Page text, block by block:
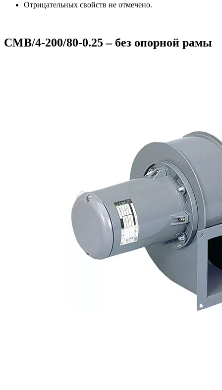
Отрицательных свойств не отмечено.
CMB/4-200/80-0.25 – без опорной рамы